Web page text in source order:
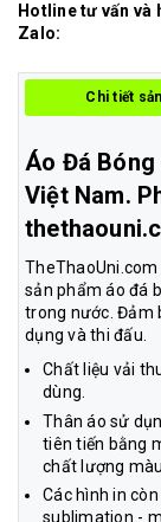
Hotline tư vấn và
Zalo:
Chi tiết
Áo Đá
Việt Nam.
sản phẩm áo đá
trong nước. Đảm
dụng và thi đấu.
Chất liệu vải
dùng.
Thân áo sử
tiên tiến bằng
chất lượng
Các hình in
sublimation -